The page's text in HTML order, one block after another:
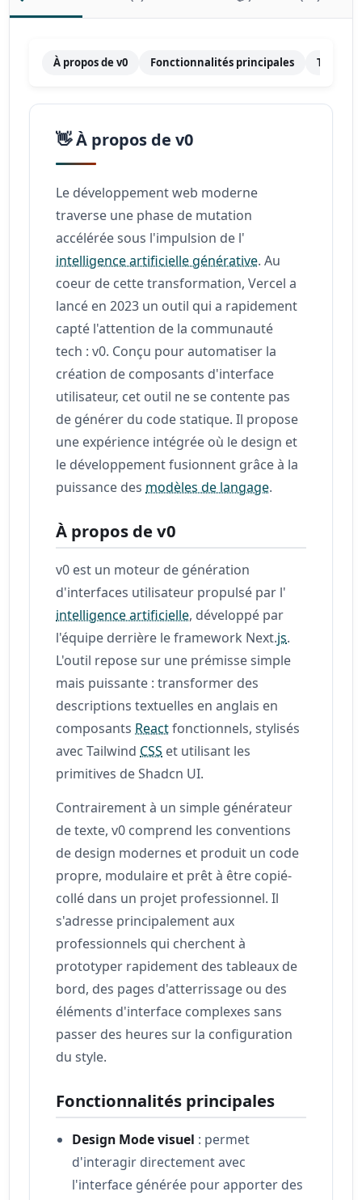
À propos de v0 Fonctionnalités principales
👋 À propos de v0
Le développement web moderne
traverse une phase de mutation
accélérée sous l'impulsion de l'
intelligence artificielle générative. Au
coeur de cette transformation, Vercel a
lancé en 2023 un outil qui a rapidement
capté l'attention de la communauté
tech : v0. Conçu pour automatiser la
création de composants d'interface
utilisateur, cet outil ne se contente pas
de générer du code statique. Il propose
une expérience intégrée où le design et
le développement fusionnent grâce à la
puissance des modèles de langage.
À propos de v0
v0 est un moteur de génération
d'interfaces utilisateur propulsé par l'
intelligence artificielle, développé par
l'équipe derrière le framework Next.js.
L'outil repose sur une prémisse simple
mais puissante : transformer des
descriptions textuelles en anglais en
composants Reactfonctionnels, stylisés
avec Tailwind CSS et utilisant les
primitives de Shadcn UI.
Contrairement à un simple générateur
de texte, v0 comprend les conventions
de design modernes et produit un code
propre, modulaire et prêt à être copié-
collé dans un projet professionnel. Il
s'adresse principalement aux
professionnels qui cherchent à
prototyper rapidement des tableaux de
bord, des pages d'atterrissage ou des
éléments d'interface complexes sans
passer des heures sur la configuration
du style.
Fonctionnalités principales
Design Mode visuel : permet
d'interagir directement avec
l'interface générée pour apporter des